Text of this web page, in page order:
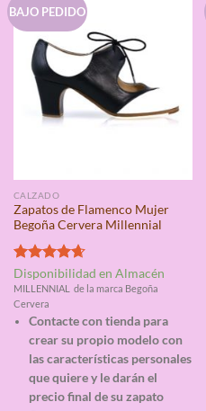
BAJO PEDIDO
CALZADO
Zapatos de Flamenco Mujer
Begoña Cervera Millennial
Valorado
con4.67
de 5
Disponibilidad en Almacén
MILLENNIAL de la marca Begoña
Cervera
Contacte con tienda para
crear su propio modelo con
las características personales
que quiere y le darán el
precio final de su zapato